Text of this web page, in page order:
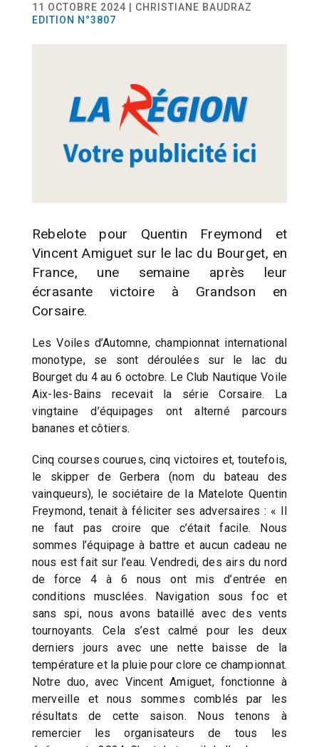
11 OCTOBRE 2024 | CHRISTIANE BAUDRAZ
EDITION N°3807
Rebelote pour Quentin Freymond et
Vincent Amiguet sur le lac du Bourget, en
France, une semaine après leur
écrasante victoire à Grandson en
Corsaire.
Les Voiles d’Automne, championnat international
monotype, se sont déroulées sur le lac du
Bourget du 4 au 6 octobre. Le Club Nautique Voile
Aix-les-Bains recevait la série Corsaire. La
vingtaine d’équipages ont alterné parcours
bananes et côtiers.
Cinq courses courues, cinq victoires et, toutefois,
le skipper de Gerbera (nom du bateau des
vainqueurs), le sociétaire de la Matelote Quentin
Freymond, tenait à féliciter ses adversaires : « Il
ne faut pas croire que c’était facile. Nous
sommes l’équipage à battre et aucun cadeau ne
nous est fait sur l’eau. Vendredi, des airs du nord
de force 4 à 6 nous ont mis d’entrée en
conditions musclées. Navigation sous foc et
sans spi, nous avons bataillé avec des vents
tournoyants. Cela s’est calmé pour les deux
derniers jours avec une nette baisse de la
température et la pluie pour clore ce championnat.
Notre duo, avec Vincent Amiguet, fonctionne à
merveille et nous sommes comblés par les
résultats de cette saison. Nous tenons à
remercier les organisateurs de tous les